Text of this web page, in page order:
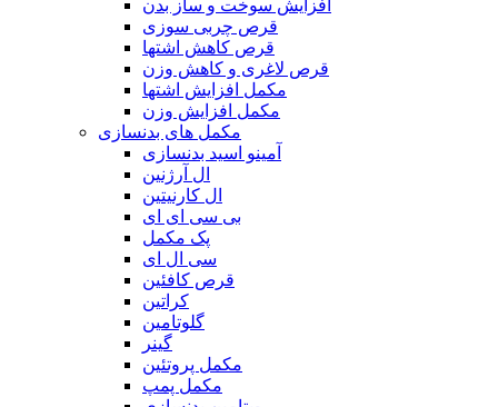
افزایش سوخت و ساز بدن
قرص چربی سوزی
قرص کاهش اشتها
قرص لاغری و کاهش وزن
مکمل افزایش اشتها
مکمل افزایش وزن
مکمل های بدنسازی
آمینو اسید بدنسازی
ال آرژنین
ال کارنیتین
بی سی ای ای
پک مکمل
سی ال ای
قرص کافئین
کراتین
گلوتامین
گینر
مکمل پروتئین
مکمل پمپ